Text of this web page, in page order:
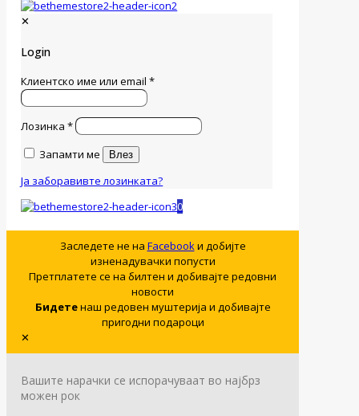
✕
Login
Клиентско име или email*
Лозинка*
Запамти ме
Влез
Ја заборавивте лозинката?
0
Заследете не на Facebookи добијте
изненадувачки попусти
Претплатете се на билтен и добивајте редовни
новости
Бидетенаш редовен муштерија и добивајте
пригодни подароци
✕
Вашите нарачки се испорачуваат во најбрз
можен рок